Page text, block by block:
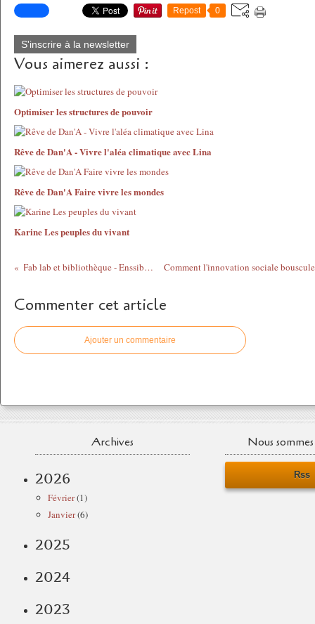
Repost 0
S'inscrire à la newsletter
Vous aimerez aussi :
Optimiser les structures de pouvoir
Rêve de Dan'A - Vivre l'aléa climatique avec Lina
Rêve de Dan'A Faire vivre les mondes
Karine Les peuples du vivant
Fab lab et bibliothèque - Enssibrèves
Commenter cet article
Ajouter un commentaire
Archives
2026
Février(1)
Janvier(6)
2025
2024
2023
Nous
Rss